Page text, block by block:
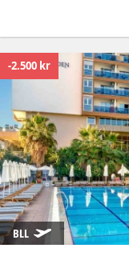
-2.500 kr
BLL